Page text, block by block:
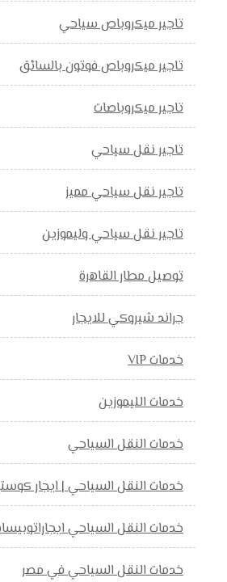
تاجير ميكروباص سياحي
تاجير ميكروباص فوتون بالسائق
تاجير ميكروباصات
تاجير نقل سياحي
تاجير نقل سياحي مميز
تاجير نقل سياحي وليموزين
توصيل مطار القاهرة
جراند شيروكي للايجار
خدمات VIP
خدمات الليموزين
خدمات النقل السياحي
خدمات النقل السياحي | ايجار
خدمات النقل السياحي
خدمات النقل السياحي في مصر